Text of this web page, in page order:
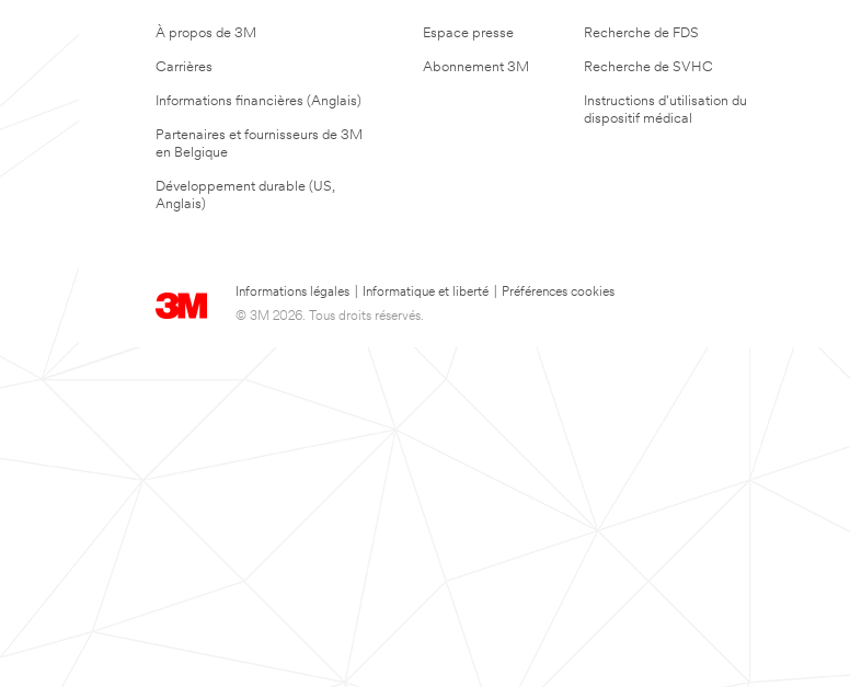
À propos de 3M
Carrières
Informations financières (Anglais)
Partenaires et fournisseurs de 3M
en Belgique
Développement durable (US,
Anglais)
Espace presse
Abonnement 3M
Recherche de FDS
Recherche de SVHC
Instructions d'utilisation du
dispositif médical
Informations légales Informatique et liberté
Préférences cookies
© 3M 2026. Tous droits réservés.